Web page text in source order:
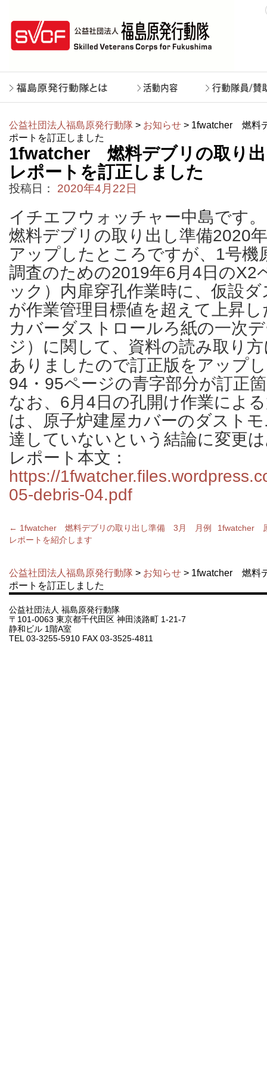
公益社団法人福島原発行動隊 > お知らせ > 1fwatcher 燃料
ポートを訂正しました
1fwatcher 燃料デブリの取り
レポートを訂正しました
投稿日： 2020年4月22日
イチエフウォッチャー中島です。
燃料デブリの取り出し準備2020
アップしたところですが、1号機
調査のための2019年6月4日のX2
ック）内扉穿孔作業時に、仮設
が作業管理目標値を超えて上昇
カバーダストロールろ紙の一次
ジ）に関して、資料の読み取り
ありましたので訂正版をアップ
94・95ページの青字部分が訂正
なお、6月4日の孔開け作業によ
は、原子炉建屋カバーのダスト
達していないという結論に変更
レポート本文：
https://
05-debris-04.pdf
← 1fwatcher 燃料デブリの取り出し準備 3月 月例
レポートを紹介します
1fwatcher
公益社団法人福島原発行動隊 > お知らせ > 1fwatcher 燃料
ポートを訂正しました
公益社団法人 福島原発行動隊
〒101-0063 東京都千代田区 神田淡路町 1-21-7
静和ビル 1階A室
TEL 03-3255-5910 FAX 03-3525-4811